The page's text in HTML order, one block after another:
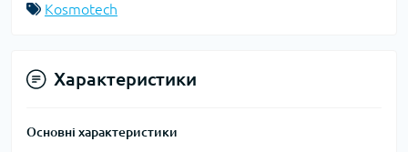
Kosmotech
Характеристики
Основні характеристики